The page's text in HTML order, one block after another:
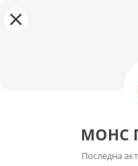
МОНС
Последна